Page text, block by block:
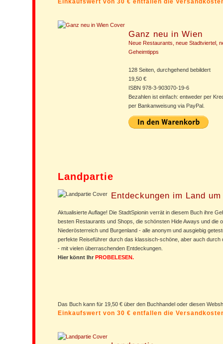
Ganz neu in Wien
Neue Restaurants, neue Stadtviertel,
Geheimtipps
128 Seiten, durchgehend bebildert
19,50 €
ISBN 978-3-903070-19-6
Bezahlen ist einfach: entweder per
per Bankanweisung via PayPal.
Landpartie
Entdeckungen im Land
Aktualisierte Auflage! Die StadtSpionin verrät in diesem Buch ihre
besten Restaurants und Shops, die schönsten Hide Aways und die
Niederösterreich und Burgenland - alle anonym und ausgiebig
perfekte Reiseführer durch das klassisch-schöne, aber auch
- mit vielen überraschenden Entdeckungen.
Hier könnt Ihr PROBELESEN.
Das Buch kann für 19,50 € über den Buchhandel oder diesen
Einkaufswert von 30 € entfallen die